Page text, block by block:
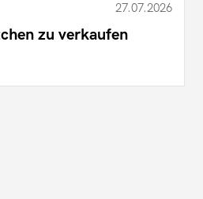
27.07.2026
zu verkaufen